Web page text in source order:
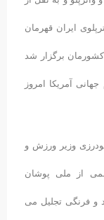
ایران قهرمان
به میزبانی کشورمان برگزار شد
آمریکا امروز
وزیر ورزش و
از ملی پوشان
و فرنگی تجلیل می